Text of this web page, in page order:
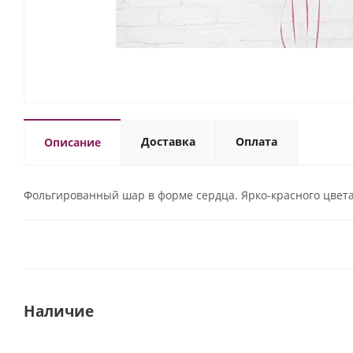
Описание Доставка Оплата
Фольгированный шар в форме сердца. Ярко-красного
Наличие